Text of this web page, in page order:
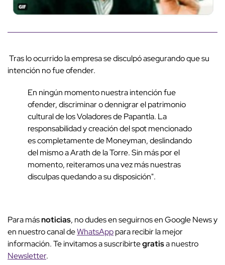
Tras lo ocurrido la empresa se disculpó asegurando que su
intención no fue ofender.
En ningún momento nuestra intención fue
ofender, discriminar o dennigrar el patrimonio
cultural de los Voladores de Papantla. La
responsabilidad y creación del spot mencionado
es completamente de Moneyman, deslindando
del mismo a Arath de la Torre. Sin más por el
momento, reiteramos una vez más nuestras
disculpas quedando a su disposición".
Para másnoticias, no dudes en seguirnos en Google News y
en nuestro canal deWhatsApppara recibir la mejor
información. Te invitamos a suscribirtegratisa nuestro
Newsletter.